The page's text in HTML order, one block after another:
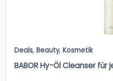
Deals, Beauty, Kosmetik
BABOR Hy-Öl Cleanser